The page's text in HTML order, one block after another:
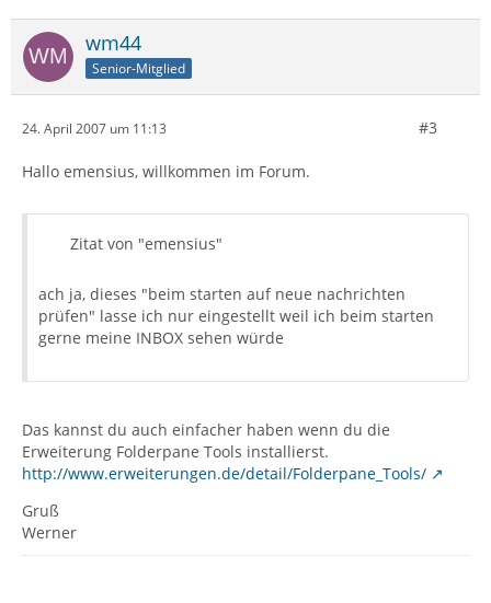
wm44
Senior-Mitglied
24. April 2007 um 11:13 #3
Hallo emensius, willkommen im Forum.
Zitat von "emensius"
ach ja, dieses "beim starten auf neue nachrichten
prüfen" lasse ich nur eingestellt weil ich beim starten
gerne meine INBOX sehen würde
Das kannst du auch einfacher haben wenn du die
Erweiterung Folderpane Tools installierst.
http://www.erweiterungen.de/detail/Folderpane_Tools/
Gruß
Werner